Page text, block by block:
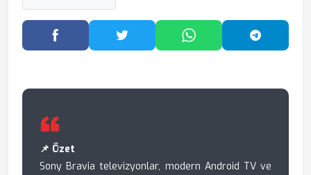
Facebook'ta PaylaşTwitter'da PaylaşWhatsApp'ta Paylaş
📌 Özet
Sony Bravia televizyonlar, modern Android TV ve